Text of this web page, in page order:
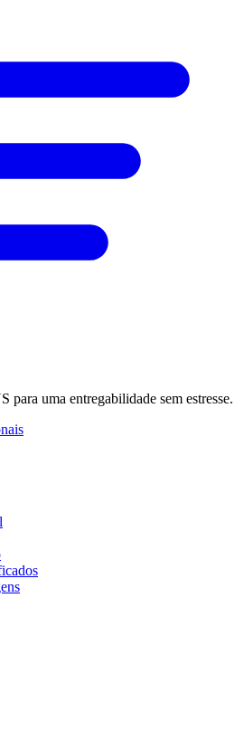
para uma entregabilidade sem estresse.